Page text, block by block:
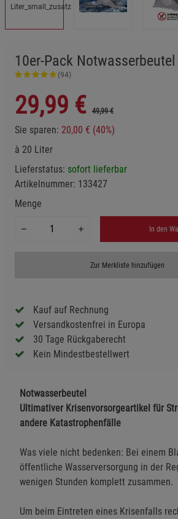
10er-Pack
(94)
29,99 € 49,99 €
Sie sparen: 20,00 € (40%)
à 20 Liter
Lieferstatus: sofort lieferbar
Artikelnummer: 133427
Menge
In den
Zur Merkliste hinzufügen
Kauf auf Rechnung
Versandkostenfrei in Europa
30 Tage Rückgaberecht
Kein Mindestbestellwert
Notwasserbeutel
Ultimativer Krisenvorsorgeartikel für
andere Katastrophenfälle
Was viele nicht bedenken: Bei einem
öffentliche Wasserversorgung in der
wenigen Stunden komplett zusammen.
Um beim Eintreten eines Krisenfalls